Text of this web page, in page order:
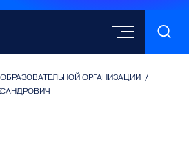
ОРГАНИЗАЦИИ /